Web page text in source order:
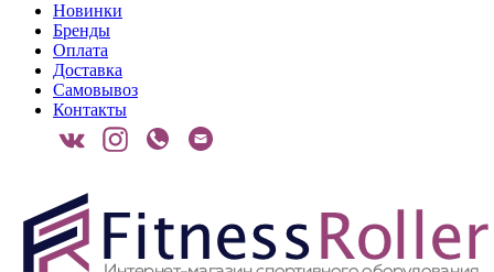
Новинки
Бренды
Оплата
Доставка
Самовывоз
Контакты